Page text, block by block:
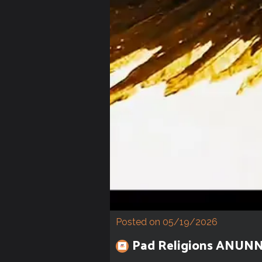
Posted on 05/19/2026
Pad Religions